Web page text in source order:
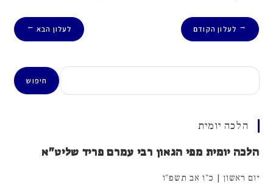
← לעלון הקודם לעלון הבא →
חיפוש
חיפוש
הלכה יומית
הלכה יומית מפי הגאון רבי עמרם פריד שליט"א
יום ראשון | כ"ו אב תשפ"ו